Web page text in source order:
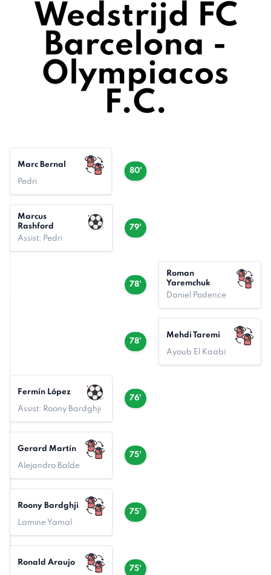
Wedstrijd FC
Barcelona -
Olympiacos
F.C.
80'
Marc Bernal
Pedri
79'
Marcus
Rashford
Assist: Pedri
78'
Roman
Yaremchuk
Daniel Podence
78'
Mehdi Taremi
Ayoub El Kaabi
76'
Fermín López
Assist: Roony Bardghji
75'
Gerard Martín
Alejandro Balde
75'
Roony Bardghji
Lamine Yamal
75'
Ronald Araujo